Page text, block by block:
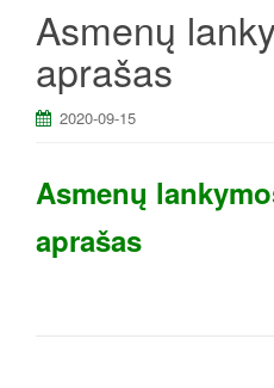
Asmenų
aprašas
2020-09-15
Asmenų
aprašas